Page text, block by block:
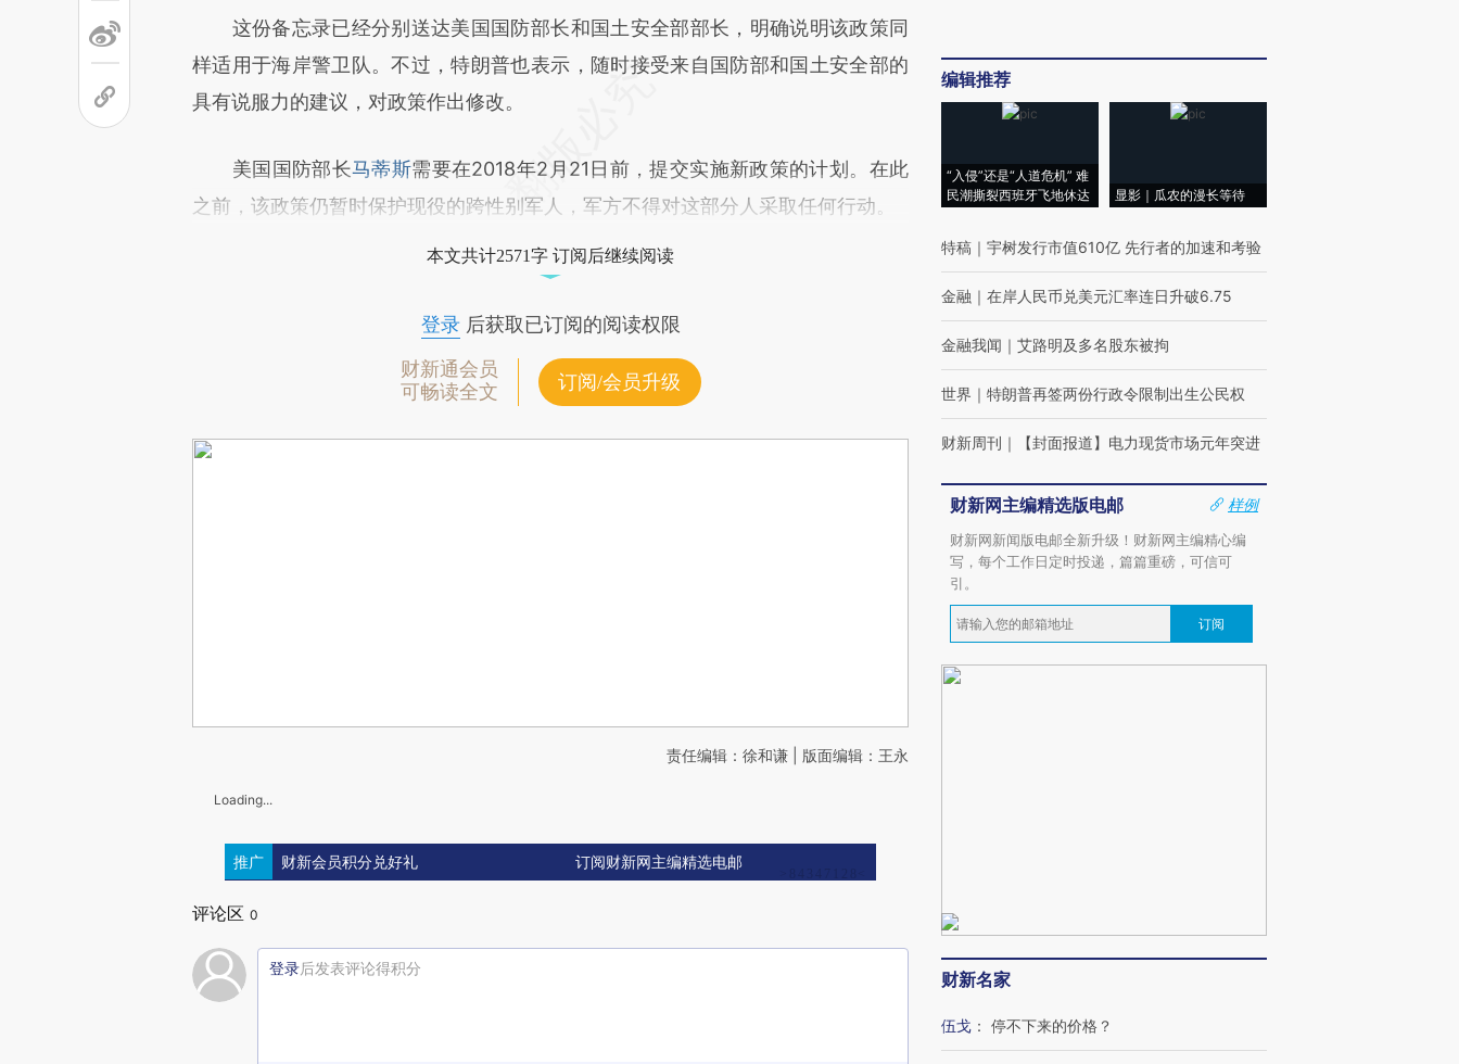
这份备忘录已经分别送达美国国防部长和国土安全部部长，明确说明该政策同
样适用于海岸警卫队。不过，特朗普也表示，随时接受来自国防部和国土安全部的
具有说服力的建议，对政策作出修改。
美国国防部长马蒂斯需要在2018年2月21日前，提交实施新政策的计划。在此
之前，该政策仍暂时保护现役的跨性别军人，军方不得对这部分人采取任何行动。
本文共计2571字 订阅后继续阅读
登录后获取已订阅的阅读权限
财新通会员
可畅读全文
订阅/会员升级
责任编辑：徐和谦 | 版面编辑：王永
Loading...
推广 财新会员积分兑好礼 订阅财新网主编精选电邮
评论区 0
登录后发表评论得积分
编辑推荐
“入侵”还是“人道危机” 难
民潮撕裂西班牙飞地休达
显影｜瓜农的漫长等待
特稿 ｜ 宇树发行市值610亿 先行者的加速和考验
金融 ｜ 在岸人民币兑美元汇率连日升破6.75
金融我闻 ｜ 艾路明及多名股东被拘
世界 ｜ 特朗普再签两份行政令限制出生公民权
财新周刊 ｜ 【封面报道】电力现货市场元年突进
财新网主编精选版电邮
样例
财新网新闻版电邮全新升级！财新网主编精心编
写，每个工作日定时投递，篇篇重磅，可信可
引。
订阅
财新名家
伍戈 ： 停不下来的价格？